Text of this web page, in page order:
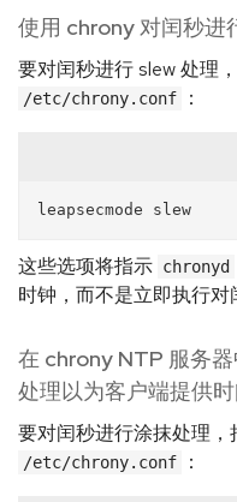
使用 chrony 对闰秒进
要对闰秒进行 slew 处理
/etc/chrony.conf ：
这些选项将指示 chronyd
时钟，而不是立即执行对
在 chrony NTP 服务
处理以为客户端提供
要对闰秒进行涂抹处理，
/etc/chrony.conf ：